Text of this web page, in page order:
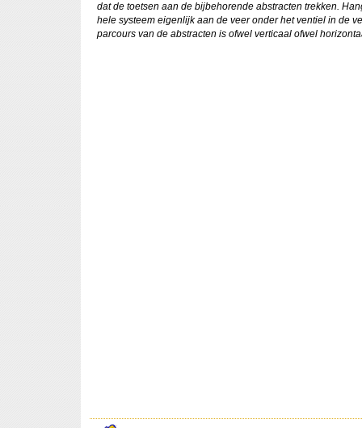
dat de toetsen aan de bijbehorende abstracten trekken.
hele systeem eigenlijk aan de veer onder het ventiel in de
parcours van de abstracten is ofwel verticaal ofwel